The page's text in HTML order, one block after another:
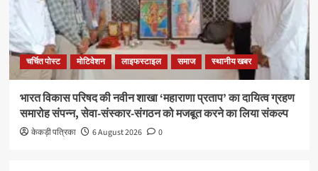
चर्चित पोस्ट मोटिवेशन लाइफस्टाइल समाज स्थानीय खबर
भारत विकास परिषद की नवीन शाखा ‘महाराणा प्रताप’ का दायित्व ग्रहण
समारोह संपन्न, सेवा-संस्कार-संगठन को मजबूत करने का लिया संकल्प
केकड़ी पत्रिका 6 August 2026 0